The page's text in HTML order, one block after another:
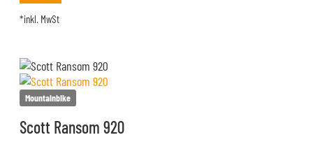
*inkl. MwSt
Mountainbike
Scott Ransom 920